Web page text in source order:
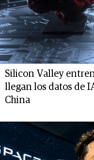
Silicon Valley
llegan los datos de
China